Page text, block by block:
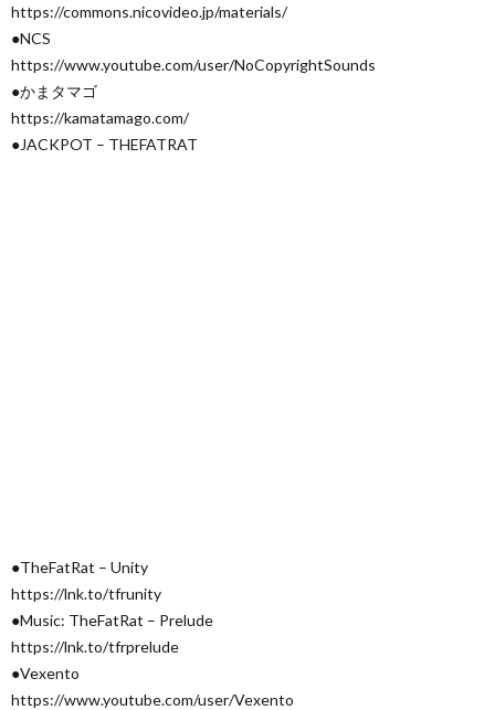
https://commons.nicovideo.jp/materials/
●NCS
https://www.youtube.com/user/NoCopyrightSounds
●かまタマゴ
https://kamatamago.com/
●JACKPOT – THEFATRAT
●TheFatRat – Unity
https://lnk.to/tfrunity
●Music: TheFatRat – Prelude
https://lnk.to/tfrprelude
●Vexento
https://www.youtube.com/user/Vexento